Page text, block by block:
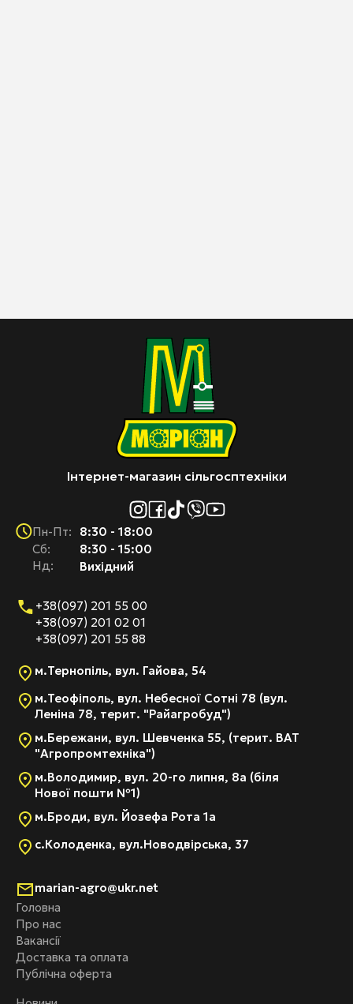
Інтернет-магазин сільгосптехніки
Головна
Про нас
Вакансії
Доставка та оплата
Публічна оферта
Пн-Пт:
Cб:
Нд:
8:30 - 18:00
8:30 - 15:00
Вихідний
+38(097) 201 55 00
+38(097) 201 02 01
+38(097) 201 55 88
м.Тернопіль, вул. Гайова, 54
м.Теофіполь, вул. Небесної Сотні 78 (вул.
Леніна 78, терит. "Райагробуд")
м.Бережани, вул. Шевченка 55, (терит. ВАТ
"Агропромтехніка")
м.Володимир, вул. 20-го липня, 8а (біля
Нової пошти №1)
м.Броди, вул. Йозефа Рота 1а
с.Колоденка, вул.Новодвірська, 37
marian-agro@ukr.net